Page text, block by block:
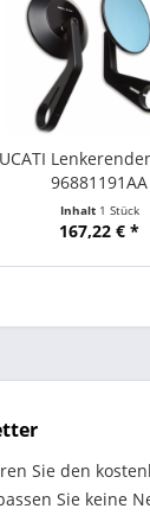
96881191AA
Inhalt 1 Stück
167,22 € *
Sie den
Sie keine